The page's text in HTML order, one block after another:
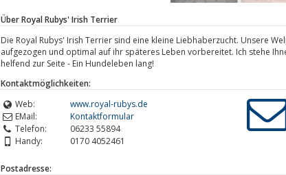
Über Royal Rubys' Irish Terrier
Die Royal Rubys' Irish Terrier sind eine kleine Liebhaberzucht. Unsere
aufgezogen und optimal auf ihr späteres Leben vorbereitet. Ich stehe
helfend zur Seite - Ein Hundeleben lang!
Kontaktmöglichkeiten:
Web:
www.royal-rubys.de
EMail:
Kontaktformular
Telefon:
06233 55894
Handy:
0170 4052461
Postadresse: